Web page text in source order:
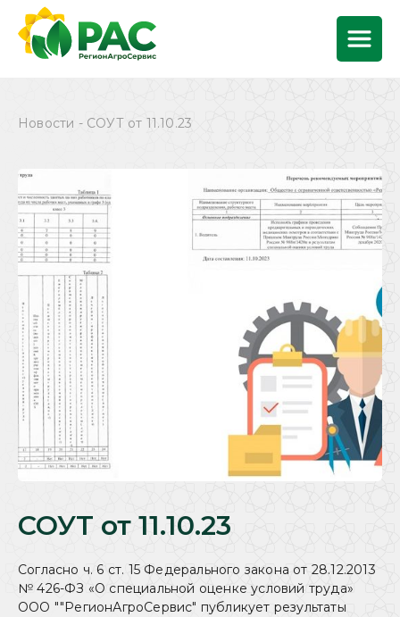
Новости - СОУТ от 11.10.23
СОУТ от 11.10.23
Согласно ч. 6 ст. 15 Федерального закона от 28.12.2013
№ 426-ФЗ «О специальной оценке условий труда»
ООО ""РегионАгроСервис" публикует результаты